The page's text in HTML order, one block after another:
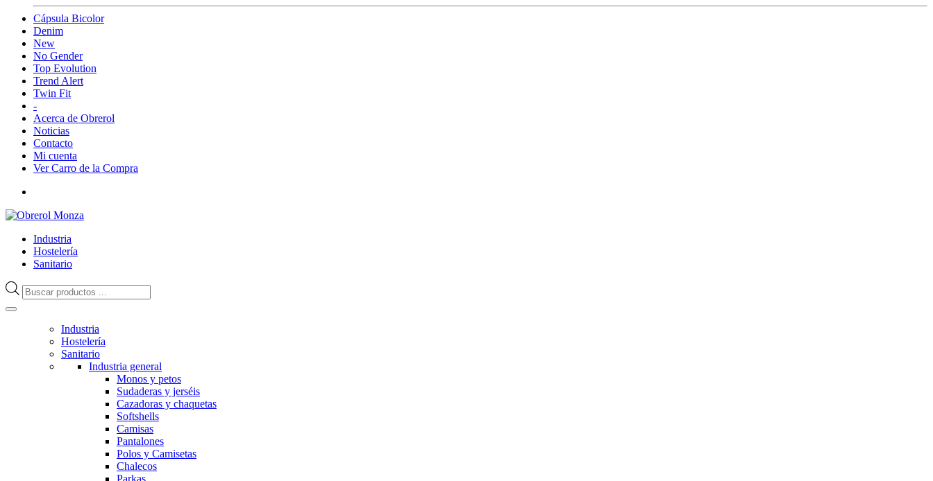
Cápsula Bicolor
Denim
New
No Gender
Top Evolution
Trend Alert
Twin Fit
-
Acerca de Obrerol
Noticias
Contacto
Mi cuenta
Ver Carro de la Compra
Industria
Hostelería
Sanitario
Búsqueda
de
Industria
Hostelería
Sanitario
Industria general
Monos y petos
Sudaderas y jerséis
Cazadoras y chaquetas
Softshells
Camisas
Pantalones
Polos y Camisetas
Chalecos
Parkas